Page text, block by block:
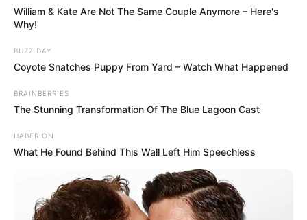
William & Kate Are Not The Same Couple Anymore – Here's
Why!
BUZZ DAY
Coyote Snatches Puppy From Yard – Watch What Happened
BRAINBERRIES
The Stunning Transformation Of The Blue Lagoon Cast
HABERION
What He Found Behind This Wall Left Him Speechless